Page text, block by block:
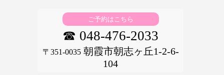
ご予約はこちら
☎ 048-476-2033
〒351-0035朝霞市朝志ヶ丘1-2-6-
104